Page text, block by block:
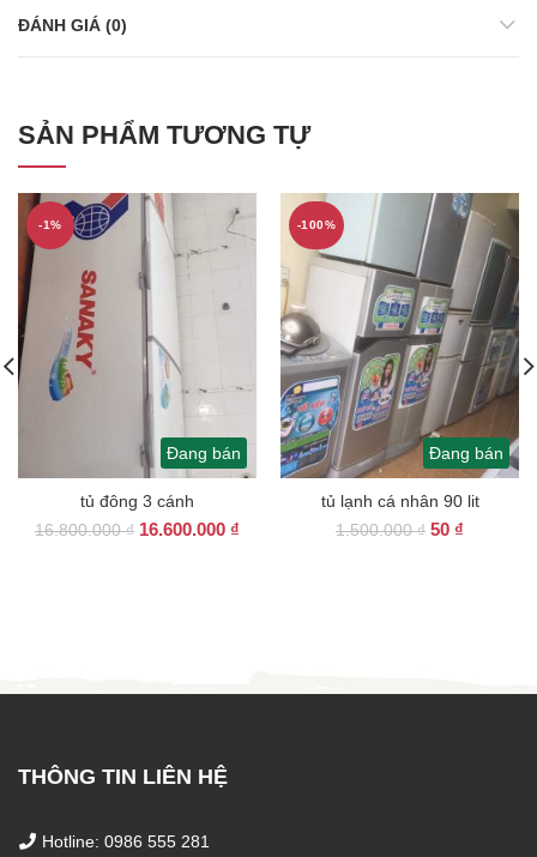
ĐÁNH GIÁ (0)
SẢN PHẨM TƯƠNG TỰ
Đang bán
-1%
tủ đông 3 cánh
16.800.000₫ Giá
16.600.000 ₫
Đang bán
-100%
tủ lạnh cá nhân 90 lit
1.500.000₫ Giá
50 ₫
THÔNG TIN LIÊN HỆ
Hotline: 0986 555 281